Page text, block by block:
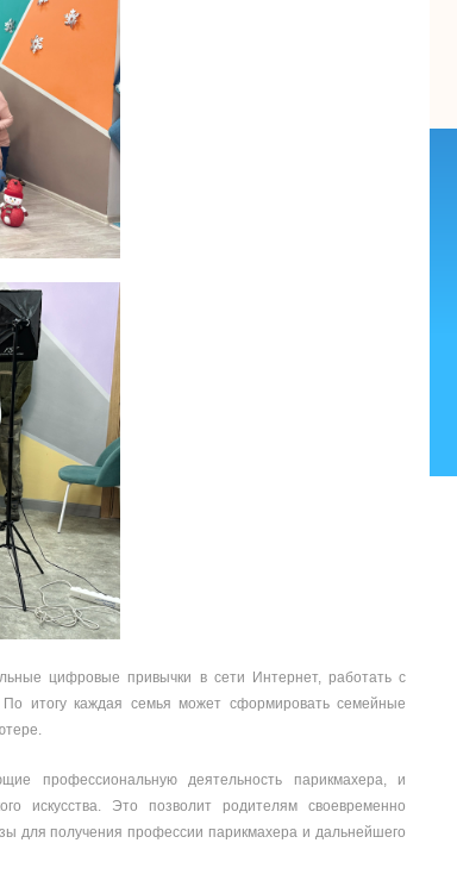
цифровые привычки в сети Интернет, работать с
По итогу каждая семья может сформировать семейные
профессиональную деятельность парикмахера, и
искусства. Это позволит родителям своевременно
для получения профессии парикмахера и дальнейшего